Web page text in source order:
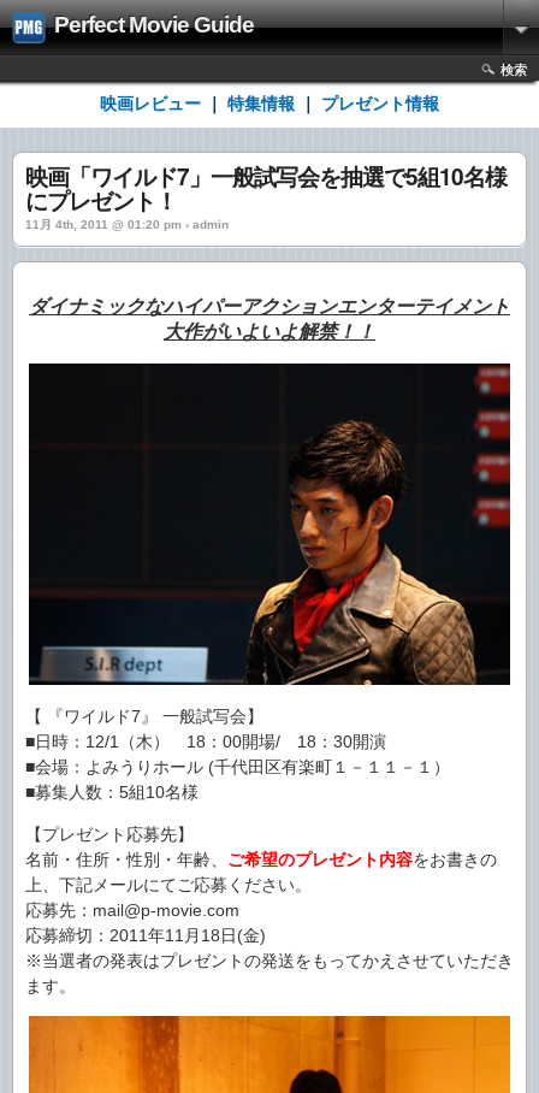
Perfect Movie Guide
検索
映画レビュー 特集情報 プレゼント情報
映画「ワイルド7」一般試写会を抽選で5組10名様
にプレゼント！
11月 4th, 2011 @ 01:20 pm › admin
ダイナミックなハイパーアクションエンターテイメント
大作がいよいよ解禁！！
【 『ワイルド7』 一般試写会】
■日時：12/1（木） 18：00開場/ 18：30開演
■会場：よみうりホール (千代田区有楽町１－１１－１）
■募集人数：5組10名様
【プレゼント応募先】
名前・住所・性別・年齢、 ご希望のプレゼント内容をお書きの
上、下記メールにてご応募ください。
応募先：mail@p-movie.com
応募締切：2011年11月18日(金)
※当選者の発表はプレゼントの発送をもってかえさせていただき
ます。